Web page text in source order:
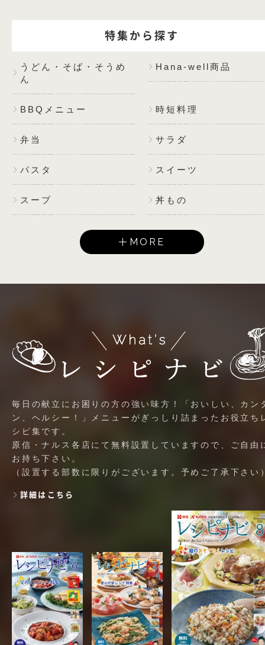
特集から探す
うどん・そば・そうめ
ん
Hana-well商品
BBQメニュー 時短料理
弁当 サラダ
パスタ スイーツ
スープ 丼もの
MORE
毎日の献立にお困りの方の強い味方！「おいしい、カン
ン、ヘルシー！」メニューがぎっしり詰まったお役立ち
シピ集です。
原信・ナルス各店にて無料設置していますので、ご自由
お持ち下さい。
（設置する部数に限りがございます。予めご了承下さい
詳細はこちら